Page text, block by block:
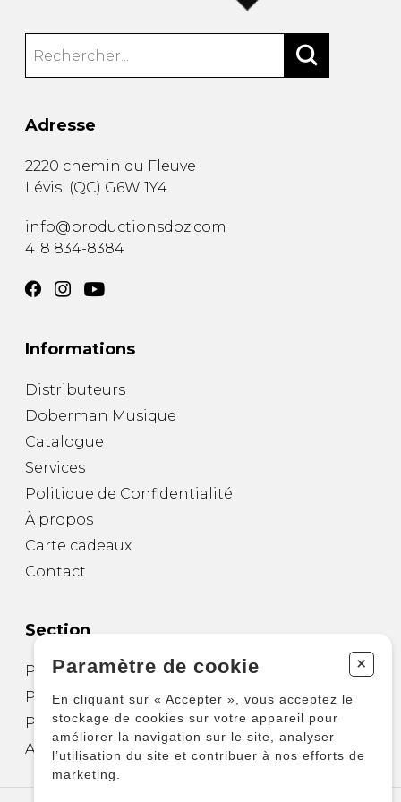
Adresse
2220 chemin du Fleuve
Lévis (QC) G6W 1Y4
info@productionsdoz.com
418 834-8384
Informations
Distributeurs
Doberman Musique
Catalogue
Services
Politique de Confidentialité
À propos
Carte cadeaux
Contact
Section
Partitions pour guitare
Partitions pour autres instruments
Partitions pour ensembles
Autres produits
Paramètre de cookie +
En cliquant sur « Accepter », vous acceptez le
stockage de cookies sur votre appareil pour
améliorer la navigation sur le site, analyser
l’utilisation du site et contribuer à nos efforts de
marketing.